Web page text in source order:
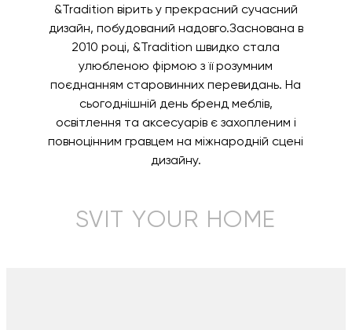
&Tradition вірить у прекрасний сучасний
дизайн, побудований надовго.Заснована в
2010 році, &Tradition швидко стала
улюбленою фірмою з її розумним
поєднанням старовинних перевидань. На
сьогоднішній день бренд меблів,
освітлення та аксесуарів є захопленим і
повноцінним гравцем на міжнародній сцені
дизайну.
SVIT YOUR HOME